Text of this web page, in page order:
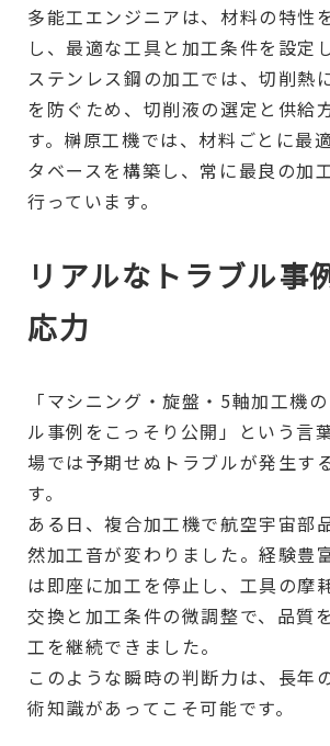
多能工エンジニアは、材料の特性
し、最適な工具と加工条件を設定し
ステンレス鋼の加工では、切削熱
を防ぐため、切削液の選定と供給
す。榊原工機では、材料ごとに最
タベースを構築し、常に最良の加
行っています。
リアルなトラブル事
応力
「マシニング・旋盤・5軸加工機
ル事例をこっそり公開」という言
場では予期せぬトラブルが発生す
す。
ある日、複合加工機で航空宇宙部
然加工音が変わりました。経験豊
は即座に加工を停止し、工具の摩
交換と加工条件の微調整で、品質
工を継続できました。
このような瞬時の判断力は、長年
術知識があってこそ可能です。